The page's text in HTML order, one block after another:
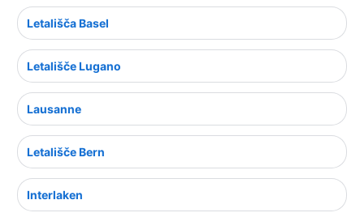
Letališča Basel
Letališče Lugano
Lausanne
Letališče Bern
Interlaken